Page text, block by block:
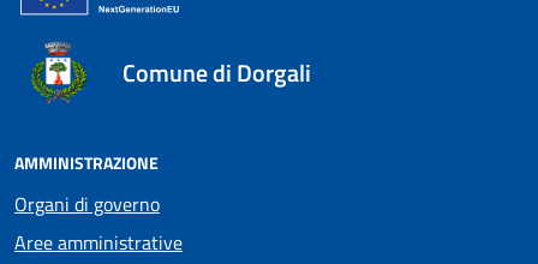
Comune di Dorgali
AMMINISTRAZIONE
Organi di governo
Aree amministrative